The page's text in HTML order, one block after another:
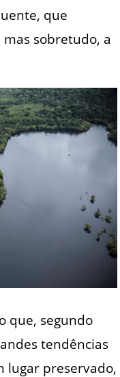
que
mas sobretudo, a
que, segundo
tendências
lugar preservado,